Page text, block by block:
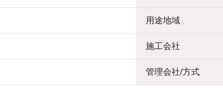
用途地域
施工会社
管理会社/方式